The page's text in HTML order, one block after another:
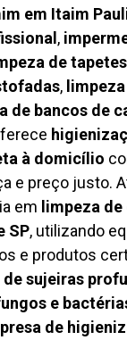
em Itaim
,
de tapetes
,
de bancos de
à domicílio
e preço justo.
em limpeza
SP, utilizando
e produtos
sujeiras
e
de